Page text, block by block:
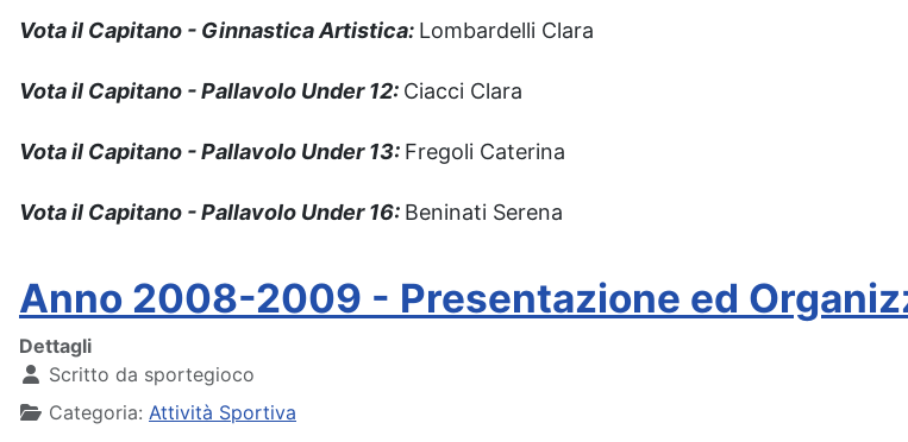
Vota il Capitano - Ginnastica Artistica: Lombardelli Clara
Vota il Capitano - Pallavolo Under 12: Ciacci Clara
Vota il Capitano - Pallavolo Under 13: Fregoli Caterina
Vota il Capitano - Pallavolo Under 16: Beninati Serena
Anno 2008-2009 - Presentazione ed
Dettagli
Scritto da sportegioco
Categoria: Attività Sportiva